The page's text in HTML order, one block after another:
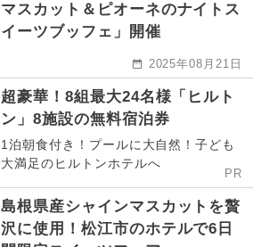
マスカット＆ピオーネのナイトス
イーツブッフェ」開催
2025年08月21日
超豪華！8組最大24名様「ヒルト
ン」8施設の無料宿泊券
1泊朝食付き！プールに大自然！子ども
大満足のヒルトンホテルへ
PR
島根県産シャインマスカットを贅
沢に使用！松江市のホテルで6日